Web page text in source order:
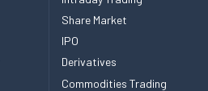
Share Market
IPO
Derivatives
Commodities Trading